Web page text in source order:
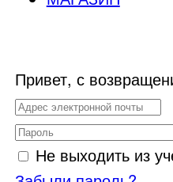
Привет, с
Не выходить из